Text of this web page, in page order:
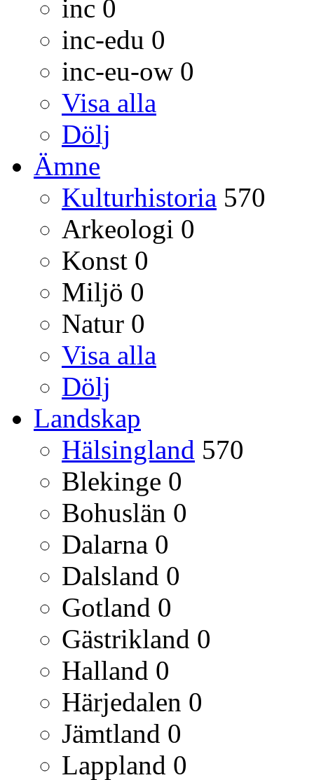
inc 0
inc-edu 0
inc-eu-ow 0
Visa alla
Dölj
Ämne
Kulturhistoria 570
Arkeologi 0
Konst 0
Miljö 0
Natur 0
Visa alla
Dölj
Landskap
Hälsingland 570
Blekinge 0
Bohuslän 0
Dalarna 0
Dalsland 0
Gotland 0
Gästrikland 0
Halland 0
Härjedalen 0
Jämtland 0
Lappland 0